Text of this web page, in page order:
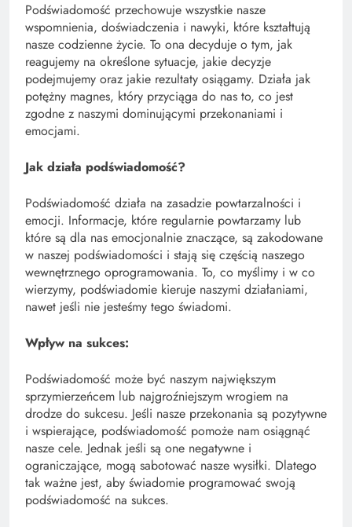
Podświadomość przechowuje wszystkie nasze
wspomnienia, doświadczenia i nawyki, które kształtują
nasze codzienne życie. To ona decyduje o tym, jak
reagujemy na określone sytuacje, jakie decyzje
podejmujemy oraz jakie rezultaty osiągamy. Działa jak
potężny magnes, który przyciąga do nas to, co jest
zgodne z naszymi dominującymi przekonaniami i
emocjami.
Jak działa podświadomość?
Podświadomość działa na zasadzie powtarzalności i
emocji. Informacje, które regularnie powtarzamy lub
które są dla nas emocjonalnie znaczące, są zakodowane
w naszej podświadomości i stają się częścią naszego
wewnętrznego oprogramowania. To, co myślimy i w co
wierzymy, podświadomie kieruje naszymi działaniami,
nawet jeśli nie jesteśmy tego świadomi.
Wpływ na sukces:
Podświadomość może być naszym największym
sprzymierzeńcem lub najgroźniejszym wrogiem na
drodze do sukcesu. Jeśli nasze przekonania są pozytywne
i wspierające, podświadomość pomoże nam osiągnąć
nasze cele. Jednak jeśli są one negatywne i
ograniczające, mogą sabotować nasze wysiłki. Dlatego
tak ważne jest, aby świadomie programować swoją
podświadomość na sukces.